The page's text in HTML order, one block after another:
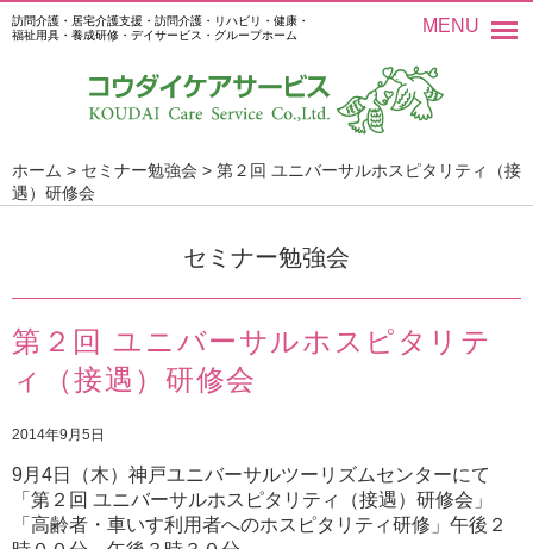
訪問介護・居宅介護支援・訪問介護・リハビリ・健康・
福祉用具・養成研修・デイサービス・グループホーム
MENU
ホーム > セミナー勉強会 > 第２回 ユニバーサルホスピタリティ（接
遇）研修会
セミナー勉強会
第２回 ユニバーサルホスピタリテ
ィ（接遇）研修会
2014年9月5日
9月4日（木）神戸ユニバーサルツーリズムセンターにて
「第２回 ユニバーサルホスピタリティ（接遇）研修会」
「高齢者・車いす利用者へのホスピタリティ研修」午後２